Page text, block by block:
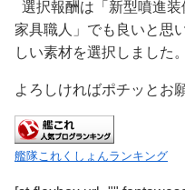
選択報酬は「 新型噴進
家具職人」でも良いと思
しい素材を選択しました
よろしければポチッとお
艦隊これくしょんランキング